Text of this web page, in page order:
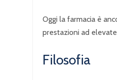
Oggi la farmacia è
prestazioni ad
Filosofia